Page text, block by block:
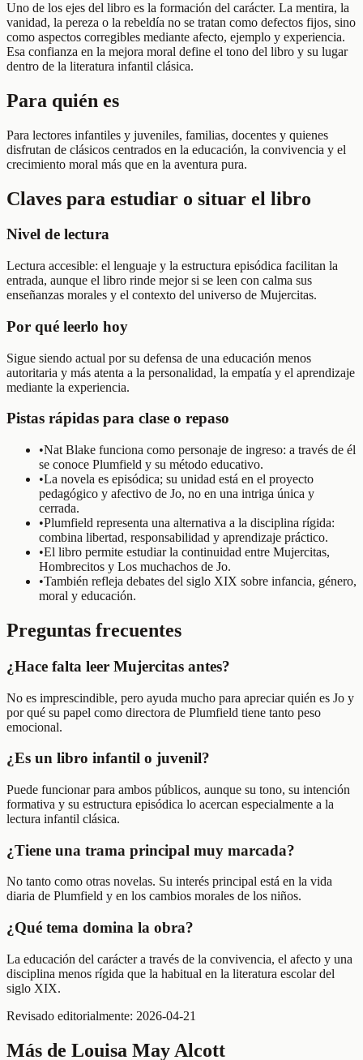
Uno de los ejes del libro es la formación del carácter. La mentira, la
vanidad, la pereza o la rebeldía no se tratan como defectos fijos, sino
como aspectos corregibles mediante afecto, ejemplo y experiencia.
Esa confianza en la mejora moral define el tono del libro y su lugar
dentro de la literatura infantil clásica.
Para quién es
Para lectores infantiles y juveniles, familias, docentes y quienes
disfrutan de clásicos centrados en la educación, la convivencia y el
crecimiento moral más que en la aventura pura.
Claves para estudiar o situar el libro
Nivel de lectura
Lectura accesible: el lenguaje y la estructura episódica facilitan la
entrada, aunque el libro rinde mejor si se leen con calma sus
enseñanzas morales y el contexto del universo de Mujercitas.
Por qué leerlo hoy
Sigue siendo actual por su defensa de una educación menos
autoritaria y más atenta a la personalidad, la empatía y el aprendizaje
mediante la experiencia.
Pistas rápidas para clase o repaso
•Nat Blake funciona como personaje de ingreso: a través de él
se conoce Plumfield y su método educativo.
•La novela es episódica; su unidad está en el proyecto
pedagógico y afectivo de Jo, no en una intriga única y
cerrada.
•Plumfield representa una alternativa a la disciplina rígida:
combina libertad, responsabilidad y aprendizaje práctico.
•El libro permite estudiar la continuidad entre Mujercitas,
Hombrecitos y Los muchachos de Jo.
•También refleja debates del siglo XIX sobre infancia, género,
moral y educación.
Preguntas frecuentes
¿Hace falta leer Mujercitas antes?
No es imprescindible, pero ayuda mucho para apreciar quién es Jo y
por qué su papel como directora de Plumfield tiene tanto peso
emocional.
¿Es un libro infantil o juvenil?
Puede funcionar para ambos públicos, aunque su tono, su intención
formativa y su estructura episódica lo acercan especialmente a la
lectura infantil clásica.
¿Tiene una trama principal muy marcada?
No tanto como otras novelas. Su interés principal está en la vida
diaria de Plumfield y en los cambios morales de los niños.
¿Qué tema domina la obra?
La educación del carácter a través de la convivencia, el afecto y una
disciplina menos rígida que la habitual en la literatura escolar del
siglo XIX.
Revisado editorialmente: 2026-04-21
Más de Louisa May Alcott